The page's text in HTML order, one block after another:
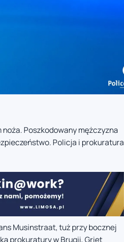
Poszkodowany mężczyzna
Policja i prokuratura
Musinstraat, tuż przy bocznej
prokuratury w Brugii, Griet